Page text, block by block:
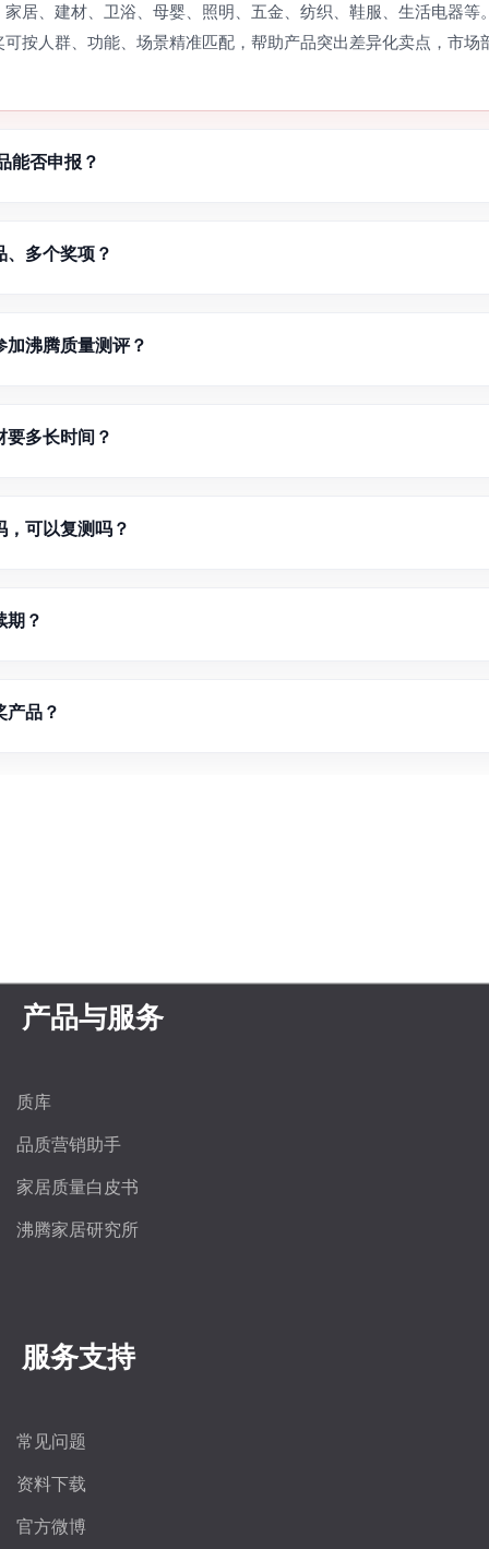
居、建材、卫浴、母婴、照明、五金、纺织、鞋服、生活电器
按人群、功能、场景精准匹配，帮助产品突出差异化卖点，市
能否申报？
、多个奖项？
沸腾质量测评？
要多长时间？
可以复测吗？
期？
产品？
产品与服务
质库
品质营销助手
家居质量白皮书
沸腾家居研究所
服务支持
常见问题
资料下载
官方微博